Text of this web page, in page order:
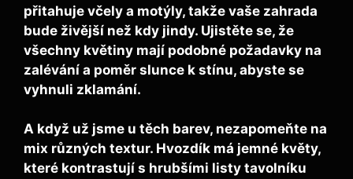
přitahuje včely a motýly, takže vaše zahrada
bude živější než kdy jindy. Ujistěte se, že
všechny květiny mají podobné požadavky na
zalévání a poměr slunce k stínu, abyste se
vyhnuli zklamání.
A když už jsme u těch barev, nezapomeňte na
mix různých textur. Hvozdík má jemné květy,
které kontrastují s hrubšími listy tavolníku